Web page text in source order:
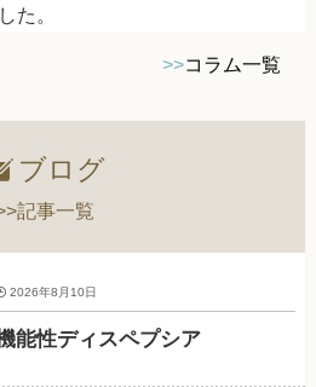
た。
>>コラム一覧
ブログ
記事一覧
能性ディスペプシア
2026年8月10日